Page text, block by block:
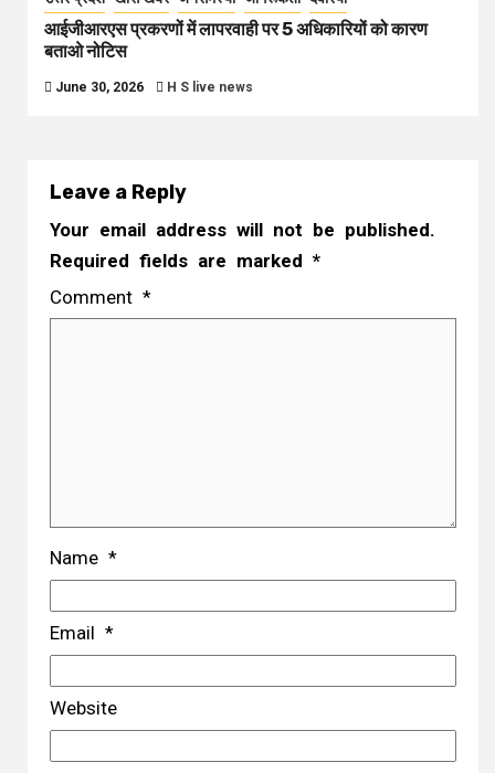
आईजीआरएस प्रकरणों में लापरवाही पर 5 अधिकारियों को कारण
बताओ नोटिस
June 30, 2026 H S live news
Leave a Reply
Your email address will not be published.
Required fields are marked *
Comment *
Name *
Email *
Website